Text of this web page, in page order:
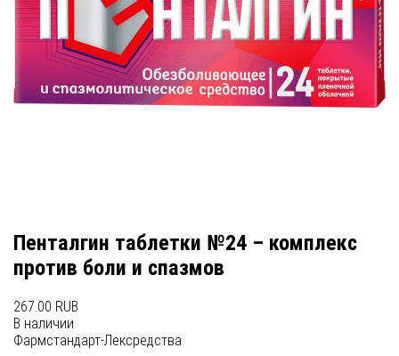
Пенталгин таблетки №24 – комплекс
против боли и спазмов
267.00 RUB
В наличии
Фармстандарт-Лексредства